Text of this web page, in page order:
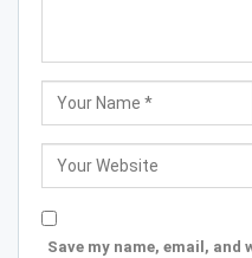
Save my name, email,